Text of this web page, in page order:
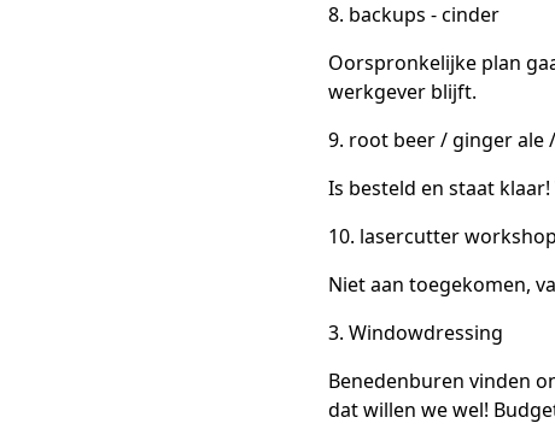
8. backups - cinder
Oorspronkelijke plan
werkgever blijft.
9. root beer / ginger ale
Is besteld en staat
10. lasercutter
Niet aan toegekomen,
3. Windowdressing
Benedenburen vinden
dat willen we wel!